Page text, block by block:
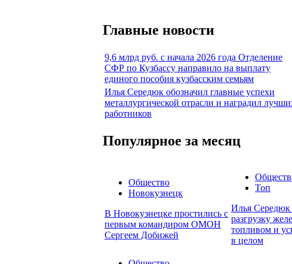
Главные новости
9,6 млрд руб. с начала 2026 года Отделение
СФР по Кузбассу направило на выплату
единого пособия кузбасским семьям
Илья Середюк обозначил главные успехи
металлургической отрасли и наградил
работников
Популярное за месяц
Общество
Новокузнецк
В Новокузнецке простились с
первым командиром ОМОН
Сергеем Добижей
Топ
Илья Середюк
разгрузку
топливом и
в целом